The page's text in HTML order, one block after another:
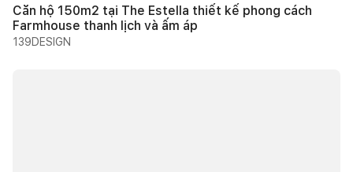
Căn hộ 150m2 tại The Estella thiết kế phong cách
Farmhouse thanh lịch và ấm áp
139DESIGN